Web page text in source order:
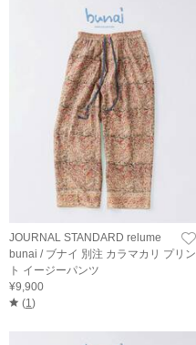
JOURNAL STANDARD relume
bunai / ブナイ 別注 カラマカリ プリン
ト イージーパンツ
¥9,900
(1)